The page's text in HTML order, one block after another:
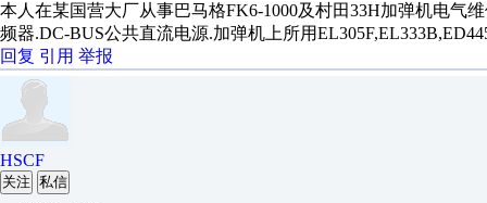
本人在某国营大厂从事巴马格FK6-1000及村田33H加弹机电气
频器.DC-BUS公共直流电源.加弹机上所用
回复 引用 举报
HSCF
关注 私信